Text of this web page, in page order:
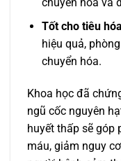
Tốt cho tiêu
hiệu quả,
chuyển hóa.
Khoa học đã
ngũ cốc nguyên
huyết thấp sẽ góp
máu, giảm nguy